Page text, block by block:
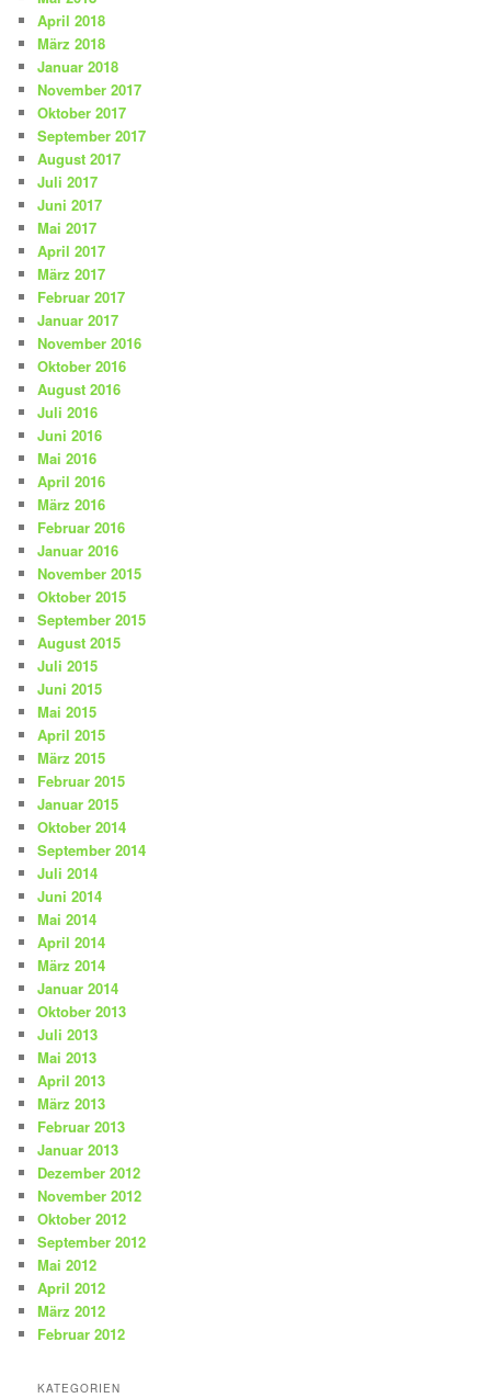
April 2018
März 2018
Januar 2018
November 2017
Oktober 2017
September 2017
August 2017
Juli 2017
Juni 2017
Mai 2017
April 2017
März 2017
Februar 2017
Januar 2017
November 2016
Oktober 2016
August 2016
Juli 2016
Juni 2016
Mai 2016
April 2016
März 2016
Februar 2016
Januar 2016
November 2015
Oktober 2015
September 2015
August 2015
Juli 2015
Juni 2015
Mai 2015
April 2015
März 2015
Februar 2015
Januar 2015
Oktober 2014
September 2014
Juli 2014
Juni 2014
Mai 2014
April 2014
März 2014
Januar 2014
Oktober 2013
Juli 2013
Mai 2013
April 2013
März 2013
Februar 2013
Januar 2013
Dezember 2012
November 2012
Oktober 2012
September 2012
Mai 2012
April 2012
März 2012
Februar 2012
KATEGORIEN